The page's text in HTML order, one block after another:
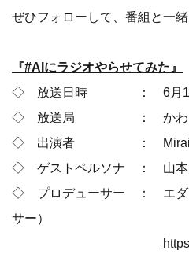
ぜひフォローして、番組と一
『#AIにラジオやらせてみた』
◇ 放送日時 ： 6月10日
◇ 放送局 ： かわさき
◇ 出演者 ： Mirai、
◇ ゲストペルソナ ： 山本
◇ プロデューサー ： エダ
サー）